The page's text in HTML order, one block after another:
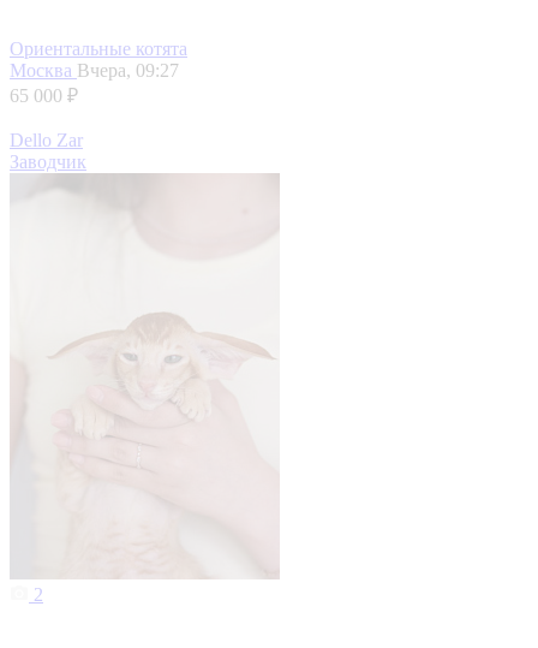
Ориентальные котята
Москва Вчера, 09:27
65 000 ₽
Dello Zar
Заводчик
2